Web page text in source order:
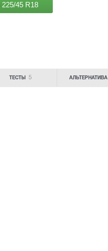
225/45 R18
ТЕСТЫ 5 АЛЬТЕРНАТИВА